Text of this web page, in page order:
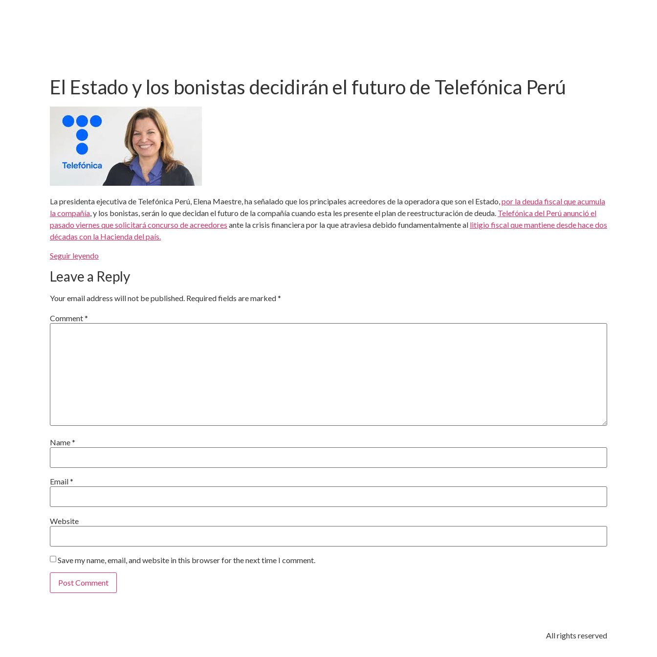
El Estado y los bonistas decidirán el futuro de Telefónica Perú
La presidenta ejecutiva de Telefónica Perú, Elena Maestre, ha señalado que los principales acreedores de la operadora que son el Estado,por la deuda fiscal que acumula
la compañía, y los bonistas, serán lo que decidan el futuro de la compañía cuando esta les presente el plan de reestructuración de deuda. Telefónica del Perú anunció el
pasado viernes que solicitará concurso de acreedores ante la crisis financiera por la que atraviesa debido fundamentalmente al litigio fiscal que mantiene desde hace dos
décadas con la Hacienda del país.
Seguir leyendo
Leave a Reply
Your email address will not be published. Required fields are marked*
Comment*
Name*
Email*
Website
Save my name, email, and website in this browser for the next time I comment.
All rights reserved